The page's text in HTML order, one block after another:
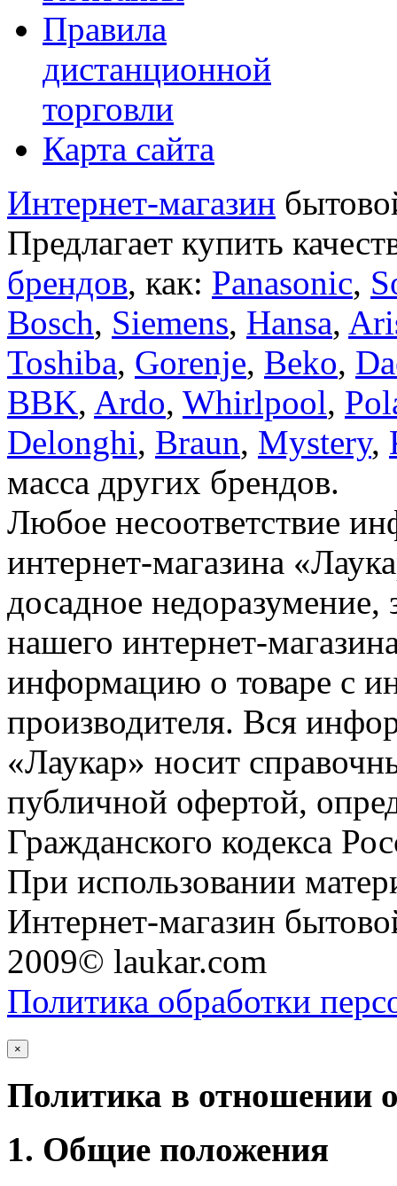
Правила
дистанционной
торговли
Карта сайта
Интернет-магазин
Предлагает купить
брендов, как: Panasonic,
Bosch, Siemens, Hansa,
Toshiba, Gorenje, Beko,
BBK, Ardo, Whirlpool,
Delonghi, Braun, Mystery,
масса других брендов.
Любое несоответствие
интернет-магазина
досадное недоразумение,
нашего интернет-
информацию о товаре с
производителя. Вся
«Лаукар» носит
публичной офертой,
Гражданского кодекса
При использовании
Интернет-магазин
2009© laukar.com
Политика обработки
×
Политика в отношении
1. Общие положения